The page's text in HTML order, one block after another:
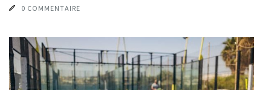
0 COMMENTAIRE